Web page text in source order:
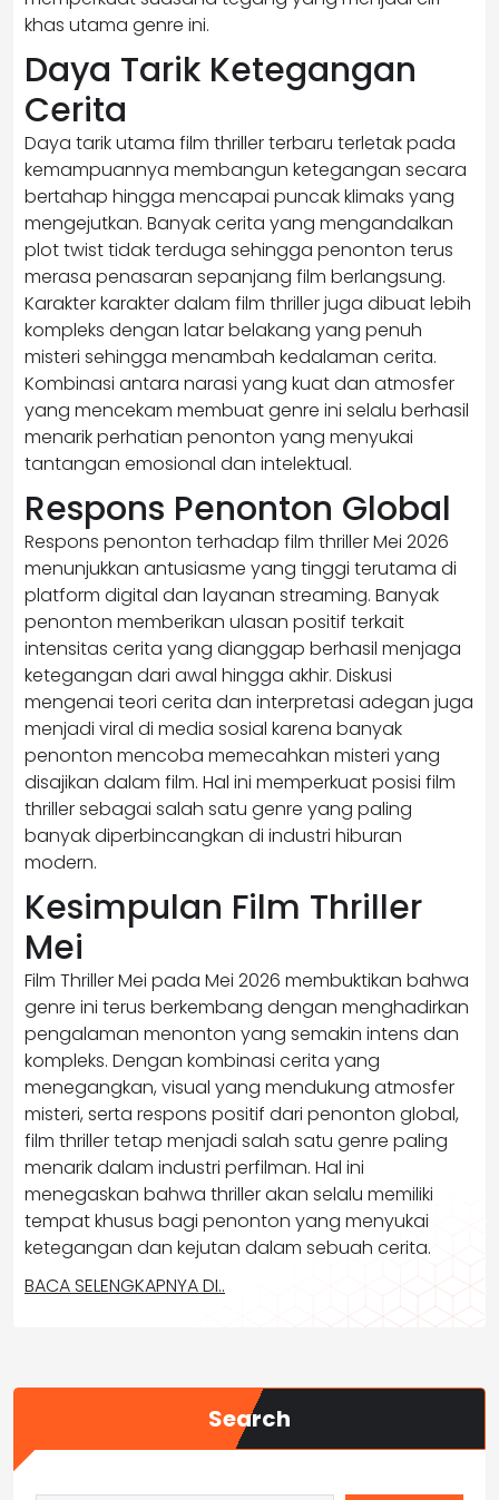
khas utama genre ini.
Daya Tarik Ketegangan
Cerita
Daya tarik utama film thriller terbaru terletak pada
kemampuannya membangun ketegangan secara
bertahap hingga mencapai puncak klimaks yang
mengejutkan. Banyak cerita yang mengandalkan
plot twist tidak terduga sehingga penonton terus
merasa penasaran sepanjang film berlangsung.
Karakter karakter dalam film thriller juga dibuat lebih
kompleks dengan latar belakang yang penuh
misteri sehingga menambah kedalaman cerita.
Kombinasi antara narasi yang kuat dan atmosfer
yang mencekam membuat genre ini selalu berhasil
menarik perhatian penonton yang menyukai
tantangan emosional dan intelektual.
Respons Penonton Global
Respons penonton terhadap film thriller Mei 2026
menunjukkan antusiasme yang tinggi terutama di
platform digital dan layanan streaming. Banyak
penonton memberikan ulasan positif terkait
intensitas cerita yang dianggap berhasil menjaga
ketegangan dari awal hingga akhir. Diskusi
mengenai teori cerita dan interpretasi adegan juga
menjadi viral di media sosial karena banyak
penonton mencoba memecahkan misteri yang
disajikan dalam film. Hal ini memperkuat posisi film
thriller sebagai salah satu genre yang paling
banyak diperbincangkan di industri hiburan
modern.
Kesimpulan Film Thriller
Mei
Film Thriller Mei pada Mei 2026 membuktikan bahwa
genre ini terus berkembang dengan menghadirkan
pengalaman menonton yang semakin intens dan
kompleks. Dengan kombinasi cerita yang
menegangkan, visual yang mendukung atmosfer
misteri, serta respons positif dari penonton global,
film thriller tetap menjadi salah satu genre paling
menarik dalam industri perfilman. Hal ini
menegaskan bahwa thriller akan selalu memiliki
tempat khusus bagi penonton yang menyukai
ketegangan dan kejutan dalam sebuah cerita.
BACA SELENGKAPNYA DI..
Search